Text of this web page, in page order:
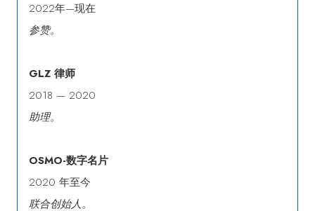
2022年—现在
参赞。
GLZ 律师
2018 — 2020
助理。
OSMO-数字名片
2020 年至今
联合创始人。